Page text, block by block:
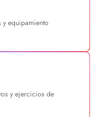
y equipamiento
y ejercicios de